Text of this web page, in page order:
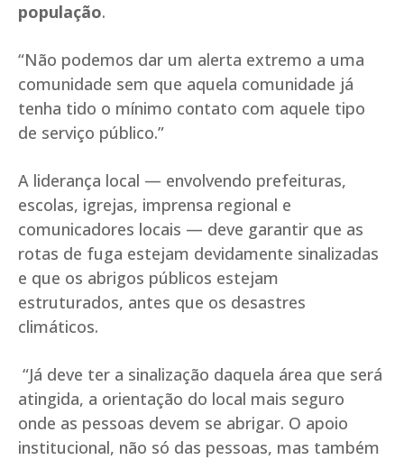
população.
“Não podemos dar um alerta extremo a uma
comunidade sem que aquela comunidade já
tenha tido o mínimo contato com aquele tipo
de serviço público.”
A liderança local — envolvendo prefeituras,
escolas, igrejas, imprensa regional e
comunicadores locais — deve garantir que as
rotas de fuga estejam devidamente sinalizadas
e que os abrigos públicos estejam
estruturados, antes que os desastres
climáticos.
“Já deve ter a sinalização daquela área que será
atingida, a orientação do local mais seguro
onde as pessoas devem se abrigar. O apoio
institucional, não só das pessoas, mas também